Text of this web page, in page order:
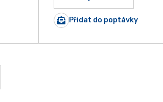
Přidat do poptávky